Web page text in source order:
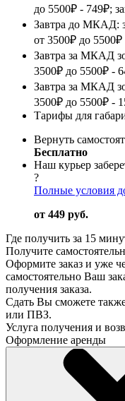
до 5500₽ - 749₽;
Завтра до МКАД:
от 3500₽ до 5500₽
Завтра за МКАД
3500₽ до 5500₽ -
Завтра за МКАД
3500₽ до 5500₽ -
Тарифы для
Вернуть
Бесплатно
Наш курьер
?
Полные условия
от 449 руб.
Где получить за 15
Получите
Оформите заказ и уже
самостоятельно Ваш
получения заказа.
Сдать Вы сможете
или ПВЗ.
Услуга получения и
Оформление аренды